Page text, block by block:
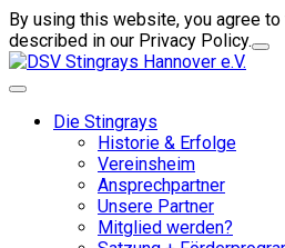
By using this website, you agree
described in our Privacy Policy.
Die Stingrays
Historie & Erfolge
Vereinsheim
Ansprechpartner
Unsere Partner
Mitglied werden?